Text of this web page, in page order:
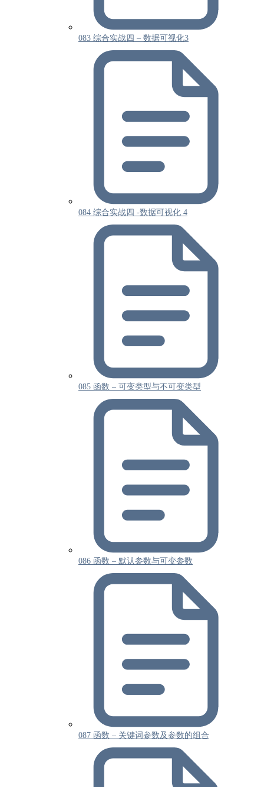
083 综合实战四 – 数据可视化3
084 综合实战四 -数据可视化 4
085 函数 – 可变类型与不可变类型
086 函数 – 默认参数与可变参数
087 函数 – 关键词参数及参数的组合